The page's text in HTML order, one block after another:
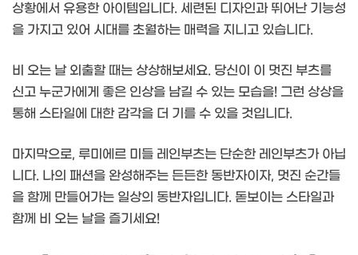
상황에서 유용한 아이템입니다. 세련된 디자인과 뛰어난 기능성
을 가지고 있어 시대를 초월하는 매력을 지니고 있습니다.
비 오는 날 외출할 때는 상상해보세요. 당신이 이 멋진 부츠를
신고 누군가에게 좋은 인상을 남길 수 있는 모습을! 그런 상상을
통해 스타일에 대한 감각을 더 기를 수 있을 것입니다.
마지막으로, 루미에르 미들 레인부츠는 단순한 레인부츠가 아닙
니다. 나의 패션을 완성해주는 든든한 동반자이자, 멋진 순간들
을 함께 만들어가는 일상의 동반자입니다. 돋보이는 스타일과
함께 비 오는 날을 즐기세요!